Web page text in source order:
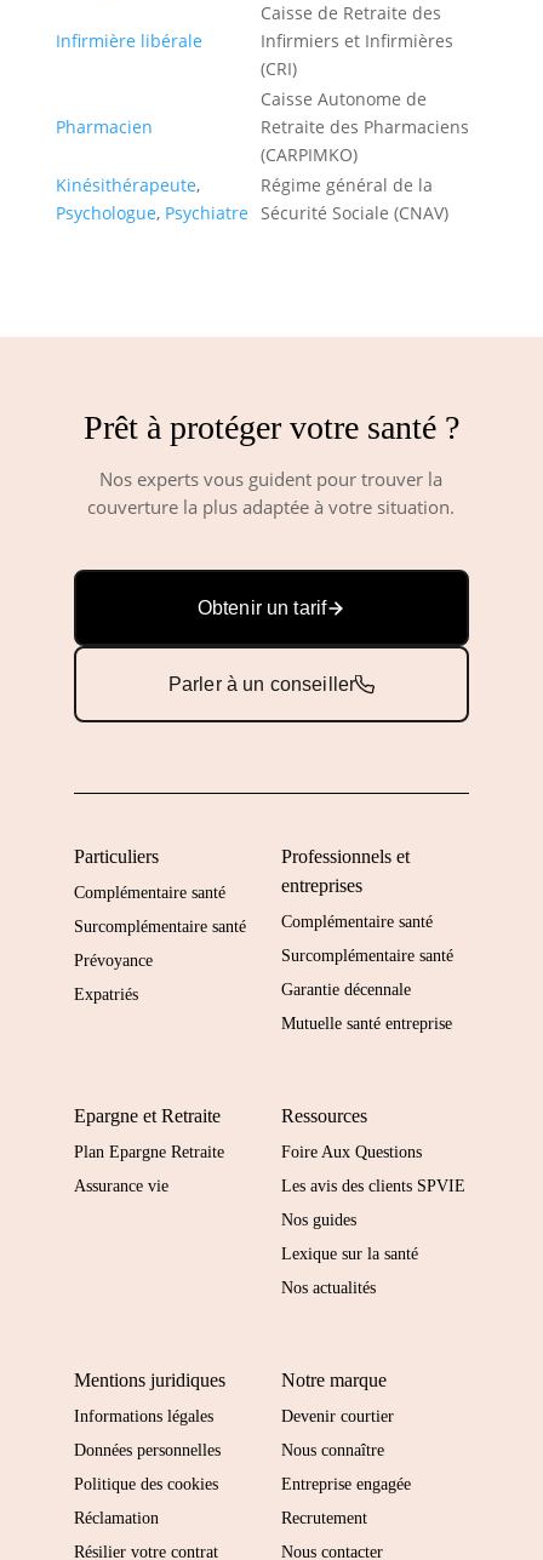
Infirmière libérale
Caisse de Retraite des
Infirmiers et Infirmières
(CRI)
Pharmacien
Caisse Autonome de
Retraite des Pharmaciens
(CARPIMKO)
Kinésithérapeute,
Psychologue, Psychiatre
Régime général de la
Sécurité Sociale (CNAV)
Prêt à protéger votre santé ?
Nos experts vous guident pour trouver la
couverture la plus adaptée à votre situation.
Obtenir un tarif
Parler à un conseiller
Particuliers
Complémentaire santé
Surcomplémentaire santé
Prévoyance
Expatriés
Professionnels et
entreprises
Complémentaire santé
Surcomplémentaire santé
Garantie décennale
Mutuelle santé entreprise
Epargne et Retraite
Plan Epargne Retraite
Assurance vie
Ressources
Foire Aux Questions
Les avis des clients SPVIE
Nos guides
Lexique sur la santé
Nos actualités
Mentions juridiques
Informations légales
Données personnelles
Politique des cookies
Réclamation
Résilier votre contrat
Notre marque
Devenir courtier
Nous connaître
Entreprise engagée
Recrutement
Nous contacter